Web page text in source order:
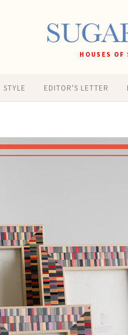
HOUSES
STYLE EDITOR'S LETTER